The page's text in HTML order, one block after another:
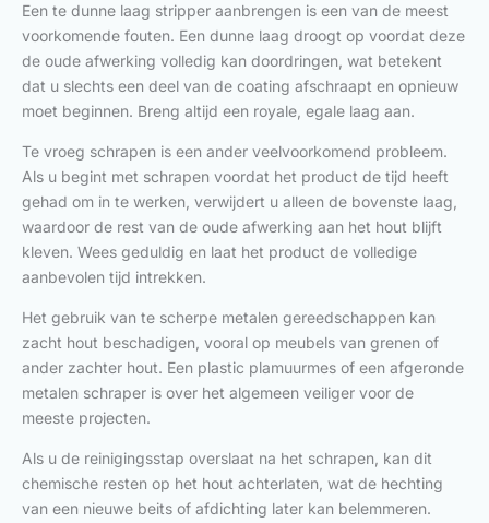
Een te dunne laag stripper aanbrengen is een van de meest
voorkomende fouten. Een dunne laag droogt op voordat deze
de oude afwerking volledig kan doordringen, wat betekent
dat u slechts een deel van de coating afschraapt en opnieuw
moet beginnen. Breng altijd een royale, egale laag aan.
Te vroeg schrapen is een ander veelvoorkomend probleem.
Als u begint met schrapen voordat het product de tijd heeft
gehad om in te werken, verwijdert u alleen de bovenste laag,
waardoor de rest van de oude afwerking aan het hout blijft
kleven. Wees geduldig en laat het product de volledige
aanbevolen tijd intrekken.
Het gebruik van te scherpe metalen gereedschappen kan
zacht hout beschadigen, vooral op meubels van grenen of
ander zachter hout. Een plastic plamuurmes of een afgeronde
metalen schraper is over het algemeen veiliger voor de
meeste projecten.
Als u de reinigingsstap overslaat na het schrapen, kan dit
chemische resten op het hout achterlaten, wat de hechting
van een nieuwe beits of afdichting later kan belemmeren.